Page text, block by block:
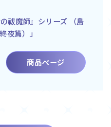
祓魔師』シリーズ （島
夜篇）」
商品ページ